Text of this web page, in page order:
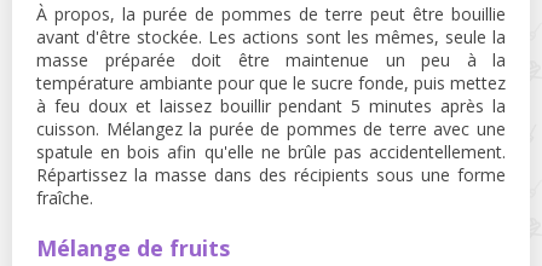
À propos, la purée de pommes de terre peut être bouillie
avant d'être stockée. Les actions sont les mêmes, seule la
masse préparée doit être maintenue un peu à la
température ambiante pour que le sucre fonde, puis mettez
à feu doux et laissez bouillir pendant 5 minutes après la
cuisson. Mélangez la purée de pommes de terre avec une
spatule en bois afin qu'elle ne brûle pas accidentellement.
Répartissez la masse dans des récipients sous une forme
fraîche.
Mélange de fruits